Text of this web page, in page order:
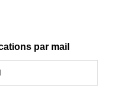
par mail